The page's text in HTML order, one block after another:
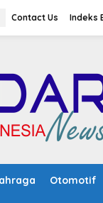
Contact Us Indeks
Otomotif